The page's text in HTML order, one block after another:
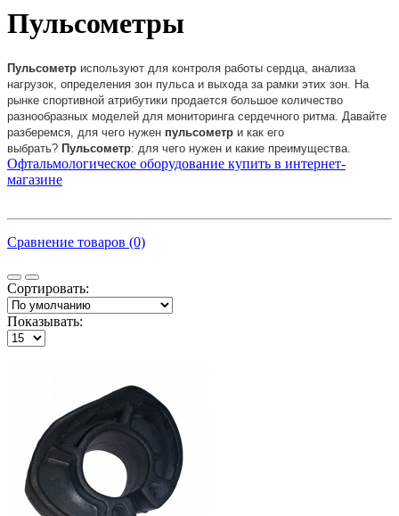
Пульсометры
Пульсометр используют для контроля работы сердца, анализа
нагрузок, определения зон пульса и выхода за рамки этих зон. На
рынке спортивной атрибутики продается большое количество
разнообразных моделей для мониторинга сердечного ритма. Давайте
разберемся, для чего нужен пульсометр и как его
выбрать? Пульсометр: для чего нужен и какие преимущества.
Офтальмологическое оборудование купить в интернет-
магазине
Сравнение товаров (0)
Сортировать:
Показывать: